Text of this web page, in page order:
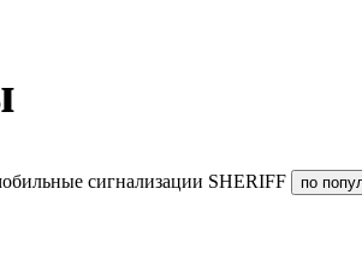
сигнализации SHERIFF